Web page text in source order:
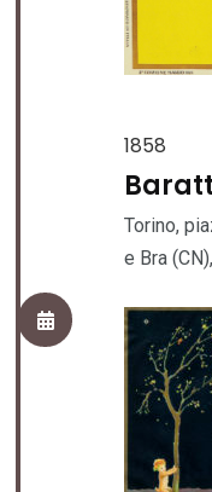
1858
Torino,
e Bra